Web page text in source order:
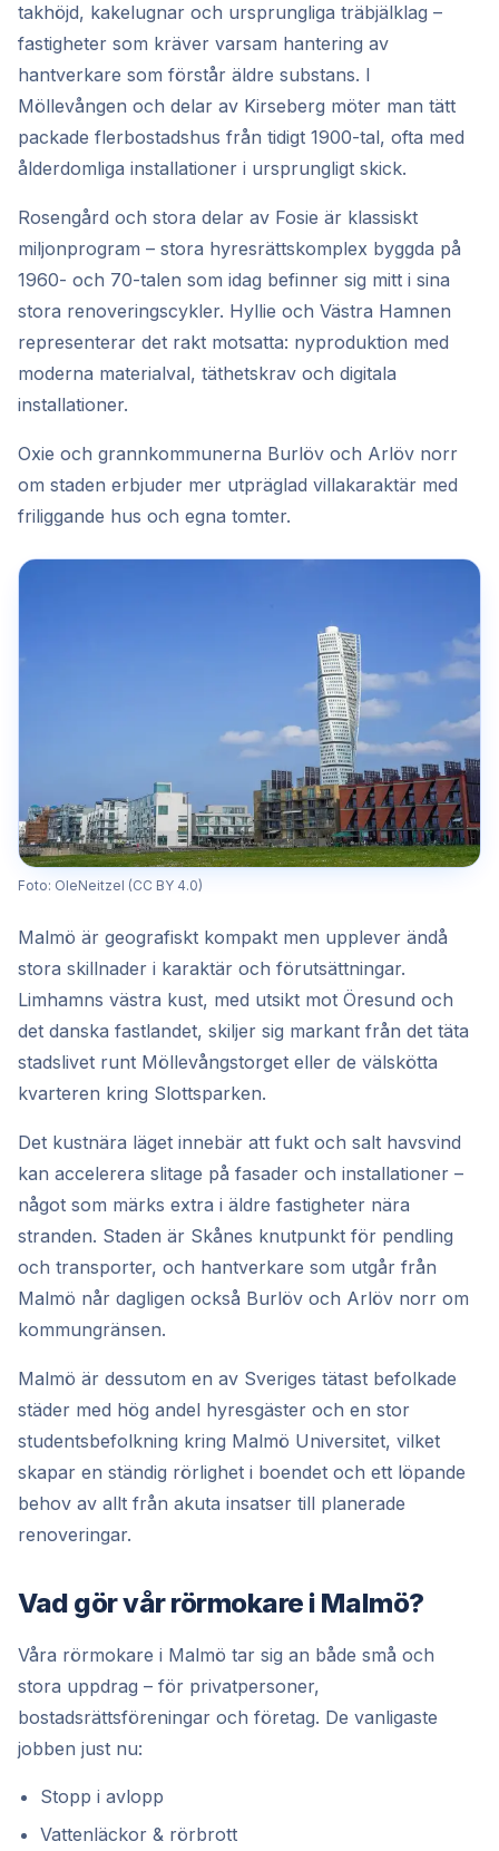
takhöjd, kakelugnar och ursprungliga träbjälklag –
fastigheter som kräver varsam hantering av
hantverkare som förstår äldre substans. I
Möllevången och delar av Kirseberg möter man tätt
packade flerbostadshus från tidigt 1900-tal, ofta med
ålderdomliga installationer i ursprungligt skick.
Rosengård och stora delar av Fosie är klassiskt
miljonprogram – stora hyresrättskomplex byggda på
1960- och 70-talen som idag befinner sig mitt i sina
stora renoveringscykler. Hyllie och Västra Hamnen
representerar det rakt motsatta: nyproduktion med
moderna materialval, täthetskrav och digitala
installationer.
Oxie och grannkommunerna Burlöv och Arlöv norr
om staden erbjuder mer utpräglad villakaraktär med
friliggande hus och egna tomter.
Foto: OleNeitzel (CC BY 4.0)
Malmö är geografiskt kompakt men upplever ändå
stora skillnader i karaktär och förutsättningar.
Limhamns västra kust, med utsikt mot Öresund och
det danska fastlandet, skiljer sig markant från det täta
stadslivet runt Möllevångstorget eller de välskötta
kvarteren kring Slottsparken.
Det kustnära läget innebär att fukt och salt havsvind
kan accelerera slitage på fasader och installationer –
något som märks extra i äldre fastigheter nära
stranden. Staden är Skånes knutpunkt för pendling
och transporter, och hantverkare som utgår från
Malmö når dagligen också Burlöv och Arlöv norr om
kommungränsen.
Malmö är dessutom en av Sveriges tätast befolkade
städer med hög andel hyresgäster och en stor
studentsbefolkning kring Malmö Universitet, vilket
skapar en ständig rörlighet i boendet och ett löpande
behov av allt från akuta insatser till planerade
renoveringar.
Vad gör vår rörmokare i Malmö?
Våra rörmokare i Malmö tar sig an både små och
stora uppdrag – för privatpersoner,
bostadsrättsföreningar och företag. De vanligaste
jobben just nu:
Stopp i avlopp
Vattenläckor & rörbrott